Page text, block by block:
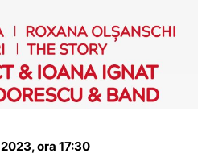
ora 17:30